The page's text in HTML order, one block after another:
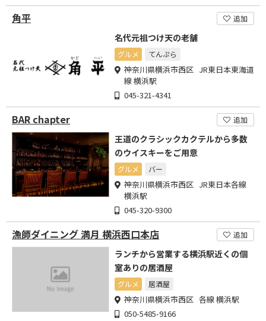
角平 追加
名代元祖つけ天の老舗
グルメ てんぷら
神奈川県横浜市西区 JR東日本東海道
線 横浜駅
045-321-4341
BAR chapter 追加
王道のクラシックカクテルから多数
のウイスキーをご用意
グルメ バー
神奈川県横浜市西区 JR東日本各線
横浜駅
045-320-9300
漁師ダイニング 満月 横浜西口本店 追加
ランチから営業する横浜駅近くの個
室ありの居酒屋
グルメ 居酒屋
神奈川県横浜市西区 各線 横浜駅
050-5485-9166